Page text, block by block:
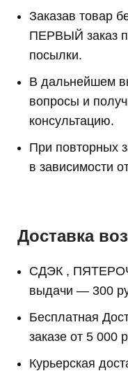
Заказав товар
ПЕРВЫЙ заказ
посылки.
В дальнейшем
вопросы и
консультацию.
При повторных
в зависимости
Доставка
СДЭК ,
выдачи — 300
Бесплатная
заказе от 5 000
Курьерская